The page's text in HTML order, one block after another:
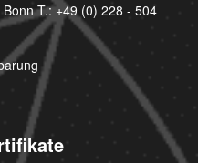
Bonn T.:+49 (0) 228 - 504